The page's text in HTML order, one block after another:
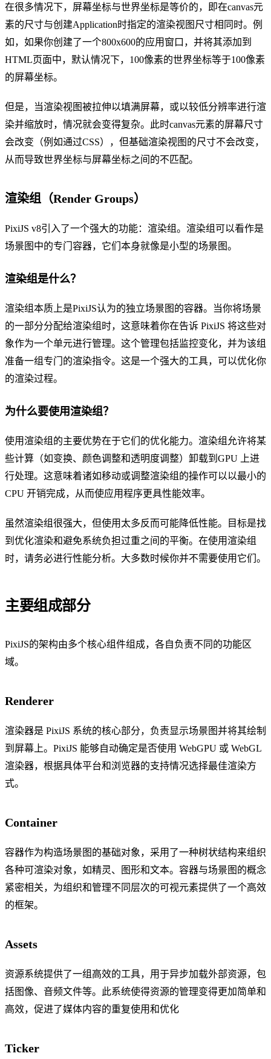
在很多情况下，屏幕坐标与世界坐标是等价的，即在canvas元
素的尺寸与创建Application时指定的渲染视图尺寸相同时。例
如，如果你创建了一个800x600的应用窗口，并将其添加到
HTML页面中，默认情况下，100像素的世界坐标等于100像素
的屏幕坐标。
但是，当渲染视图被拉伸以填满屏幕，或以较低分辨率进行渲
染并缩放时，情况就会变得复杂。此时canvas元素的屏幕尺寸
会改变（例如通过CSS），但基础渲染视图的尺寸不会改变，
从而导致世界坐标与屏幕坐标之间的不匹配。
渲染组（Render Groups）
PixiJS v8引入了一个强大的功能：渲染组。渲染组可以看作是
场景图中的专门容器，它们本身就像是小型的场景图。
渲染组是什么？
渲染组本质上是PixiJS认为的独立场景图的容器。当你将场景
的一部分分配给渲染组时，这意味着你在告诉 PixiJS 将这些对
象作为一个单元进行管理。这个管理包括监控变化，并为该组
准备一组专门的渲染指令。这是一个强大的工具，可以优化你
的渲染过程。
为什么要使用渲染组？
使用渲染组的主要优势在于它们的优化能力。渲染组允许将某
些计算（如变换、颜色调整和透明度调整）卸载到GPU 上进
行处理。这意味着诸如移动或调整渲染组的操作可以以最小的
CPU 开销完成，从而使应用程序更具性能效率。
虽然渲染组很强大，但使用太多反而可能降低性能。目标是找
到优化渲染和避免系统负担过重之间的平衡。在使用渲染组
时，请务必进行性能分析。大多数时候你并不需要使用它们。
主要组成部分
PixiJS的架构由多个核心组件组成，各自负责不同的功能区
域。
Renderer
渲染器是 PixiJS 系统的核心部分，负责显示场景图并将其绘制
到屏幕上。PixiJS 能够自动确定是否使用 WebGPU 或 WebGL
渲染器，根据具体平台和浏览器的支持情况选择最佳渲染方
式。
Container
容器作为构造场景图的基础对象，采用了一种树状结构来组织
各种可渲染对象，如精灵、图形和文本。容器与场景图的概念
紧密相关，为组织和管理不同层次的可视元素提供了一个高效
的框架。
Assets
资源系统提供了一组高效的工具，用于异步加载外部资源，包
括图像、音频文件等。此系统使得资源的管理变得更加简单和
高效，促进了媒体内容的重复使用和优化
Ticker